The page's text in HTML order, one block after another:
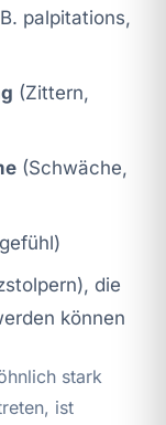
palpitations,
(Zittern,
(Schwäche,
die
können
stark
ist